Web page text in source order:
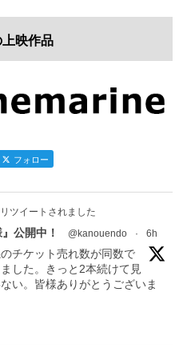
映作品
フォロー
ツイートされました
公開中！ @kanouendo · 6h
チケット売れ数が同数で
した。きっと2本続けて見
い。皆様ありがとうございま